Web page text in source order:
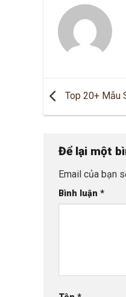
Top 20+ Mẫu
chọn mua sofa
Để lại một
Email của bạn
Bình luận *